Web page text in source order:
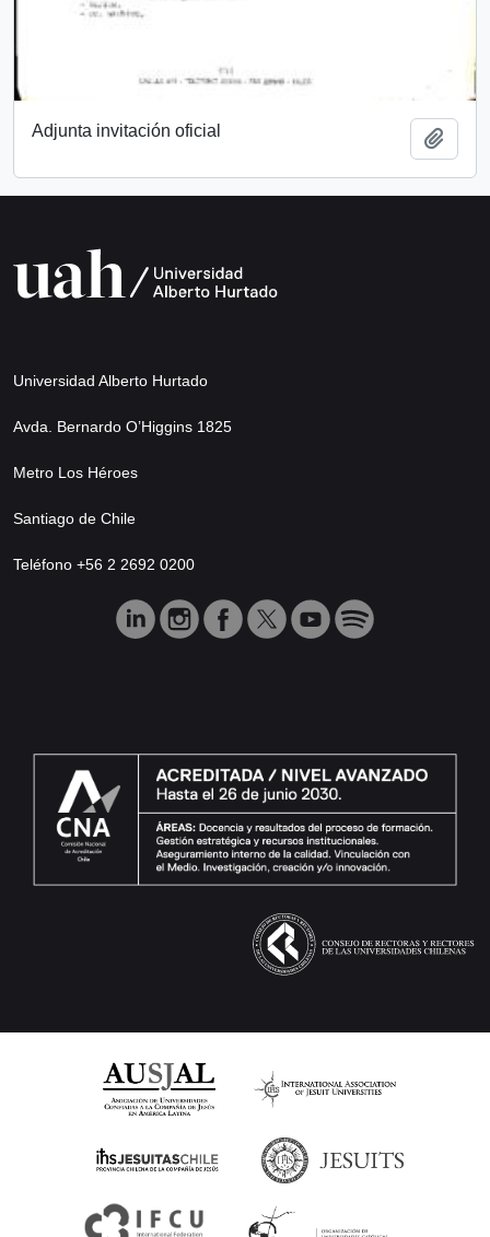
Adjunta invitación oficial
Universidad Alberto Hurtado
Avda. Bernardo O’Higgins 1825
Metro Los Héroes
Santiago de Chile
Teléfono +56 2 2692 0200